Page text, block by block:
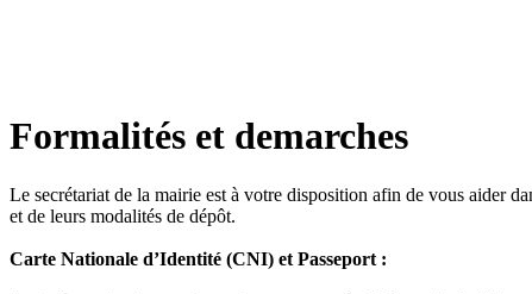
Formalités et demarches
Le secrétariat de la mairie est à votre disposition afin de vous aider
et de leurs modalités de dépôt.
Carte Nationale d’Identité (CNI) et Passeport :